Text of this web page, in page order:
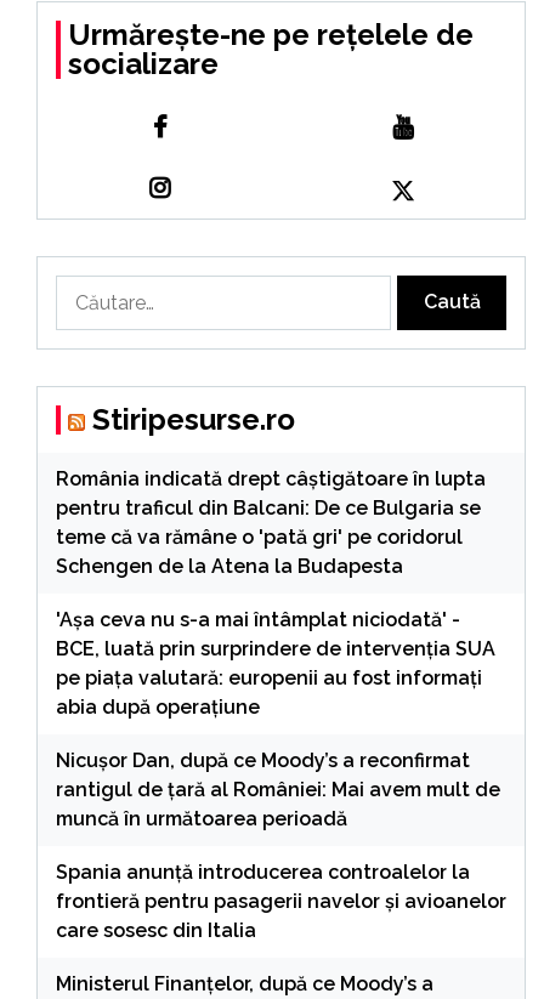
Urmărește-ne pe rețelele de
socializare
după:
Stiripesurse.ro
România indicată drept câștigătoare în lupta
pentru traficul din Balcani: De ce Bulgaria se
teme că va rămâne o 'pată gri' pe coridorul
Schengen de la Atena la Budapesta
'Așa ceva nu s-a mai întâmplat niciodată' -
BCE, luată prin surprindere de intervenția SUA
pe piața valutară: europenii au fost informați
abia după operațiune
Nicușor Dan, după ce Moody’s a reconfirmat
rantigul de țară al României: Mai avem mult de
muncă în următoarea perioadă
Spania anunță introducerea controalelor la
frontieră pentru pasagerii navelor și avioanelor
care sosesc din Italia
Ministerul Finanțelor, după ce Moody’s a